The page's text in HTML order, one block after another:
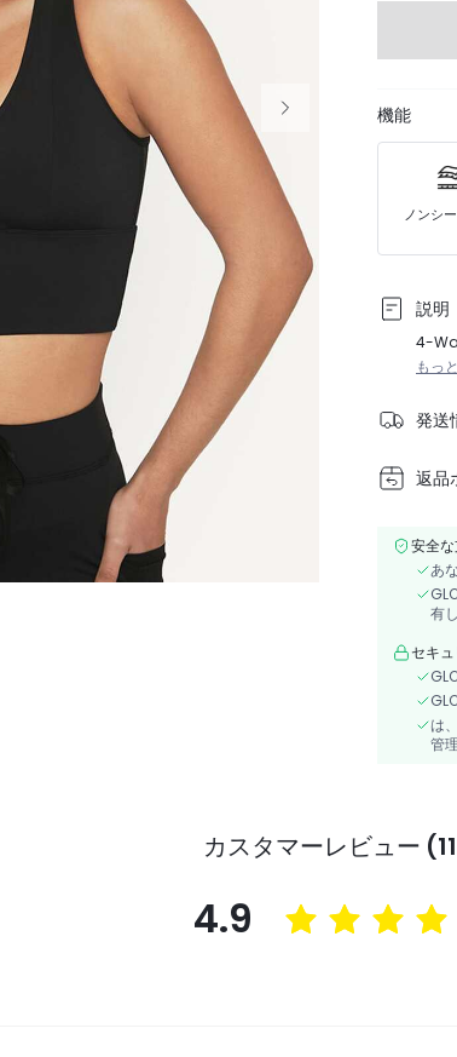
機能
ノンシ
説明
4-
もっと
発送
返品
安全
あ
有
セキ
は
管
カスタマーレビュー
4.9